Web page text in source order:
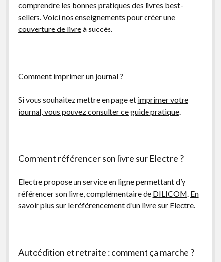
comprendre les bonnes pratiques des livres best-
sellers. Voici nos enseignements pourcréer une
couverture de livreà succès.
Comment imprimer un journal ?
Si vous souhaitez mettre en page et imprimer votre
journal, vous pouvez consulter ce guide pratique.
Comment référencer son livre sur Electre ?
Electre propose un service en ligne permettant d’y
référencer son livre, complémentaire de DILICOM. En
savoir plus sur le référencement d’un livre sur Electre.
Autoédition et retraite : comment ça marche ?